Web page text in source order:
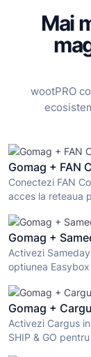
Mai
wootPRO
Gomag + FAN
Conectezi FAN
acces la reteaua
Gomag +
Activezi
optiunea
Gomag +
Activezi Cargus
SHIP & GO